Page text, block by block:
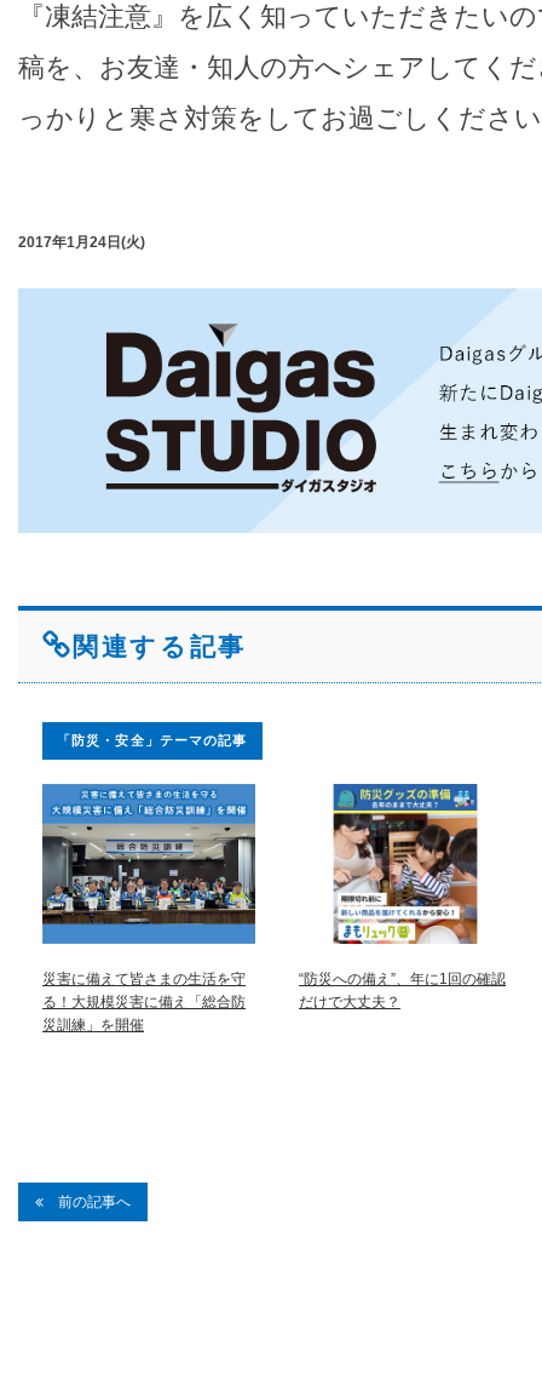
『凍結注意』を広く知っていただきたい
稿を、お友達・知人の方へシェアして
っかりと寒さ対策をしてお過ごしくださ
2017年1月24日(火)
関連する記事
「防災・安全」テーマの記事
災害に備えて皆さまの生活を守
る！大規模災害に備え「総合防
災訓練」を開催
“防災への備え”、年に1回の確認
だけで大丈夫？
前の記事へ